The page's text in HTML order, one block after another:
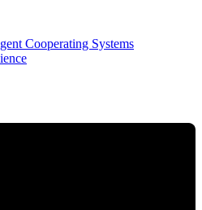
Cooperating Systems